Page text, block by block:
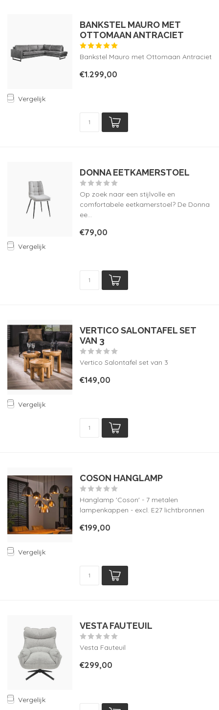
Vergelijk
BANKSTEL MAURO MET
OTTOMAAN ANTRACIET
Bankstel Mauro met Ottomaan Antraciet
€1.299,00
Vergelijk
DONNA EETKAMERSTOEL
Op zoek naar een stijlvolle en
comfortabele eetkamerstoel? De Donna
ee...
€79,00
Vergelijk
VERTICO SALONTAFEL SET
VAN 3
Vertico Salontafel set van 3
€149,00
Vergelijk
COSON HANGLAMP
Hanglamp 'Coson' - 7 metalen
lampenkappen - excl. E27 lichtbronnen
€199,00
Vergelijk
VESTA FAUTEUIL
Vesta Fauteuil
€299,00